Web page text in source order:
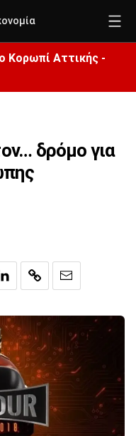
Κορωπί Αττικής -
δρόμο για